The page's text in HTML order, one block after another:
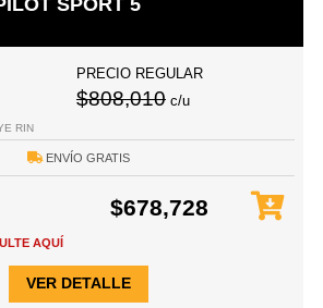
SPORT 5
PRECIO REGULAR
$808,010 c/u
RIN
ENVÍO GRATIS
$678,728
AQUÍ
VER DETALLE